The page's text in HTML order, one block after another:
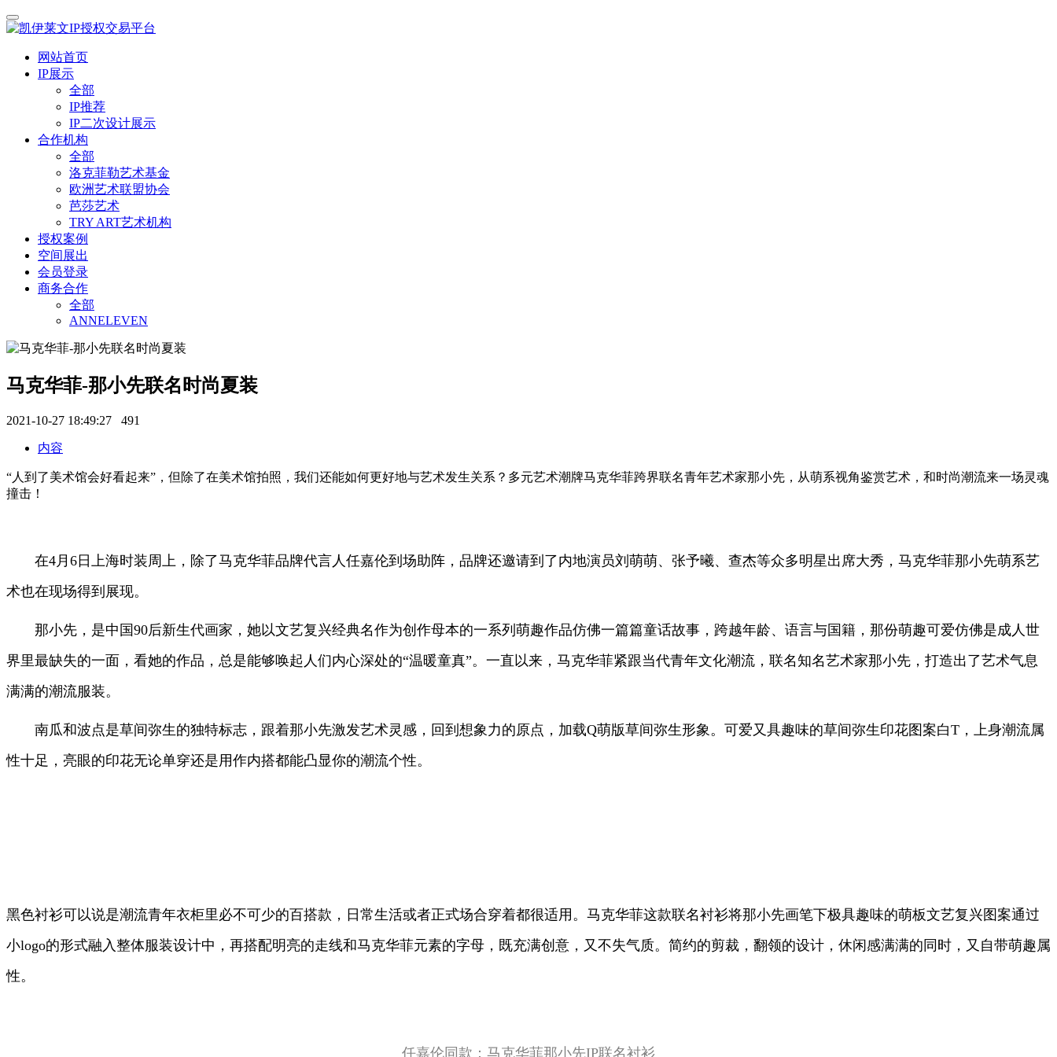
网站首页
IP展示
全部
IP推荐
IP二次设计展示
合作机构
全部
洛克菲勒艺术基金
欧洲艺术联盟协会
芭莎艺术
TRY ART艺术机构
授权案例
空间展出
会员登录
商务合作
全部
ANNELEVEN
马克华菲-那小先联名时尚夏装
2021-10-27 18:49:27 491
内容
“人到了美术馆会好看起来”，但除了在美术馆拍照，我们还能如何更好地与艺术发生关系？多元艺术潮牌马克华菲跨界联名青年艺术家那小先，从萌系视角鉴赏艺术，和时尚潮流来一场灵魂
撞击！
在4月6日上海时装周上，除了马克华菲品牌代言人任嘉伦到场助阵，品牌还邀请到了内地演员刘萌萌、张予曦、查杰等众多明星出席大秀，马克华菲那小先萌系艺
术也在现场得到展现。
那小先，是中国90后新生代画家，她以文艺复兴经典名作为创作母本的一系列萌趣作品仿佛一篇篇童话故事，跨越年龄、语言与国籍，那份萌趣可爱仿佛是成人世
界里最缺失的一面，看她的作品，总是能够唤起人们内心深处的“温暖童真”。一直以来，马克华菲紧跟当代青年文化潮流，联名知名艺术家那小先，打造出了艺术气息
满满的潮流服装。
南瓜和波点是草间弥生的独特标志，跟着那小先激发艺术灵感，回到想象力的原点，加载Q萌版草间弥生形象。可爱又具趣味的草间弥生印花图案白T，上身潮流属
性十足，亮眼的印花无论单穿还是用作内搭都能凸显你的潮流个性。
黑色衬衫可以说是潮流青年衣柜里必不可少的百搭款，日常生活或者正式场合穿着都很适用。马克华菲这款联名衬衫将那小先画笔下极具趣味的萌板文艺复兴图案通过
小logo的形式融入整体服装设计中，再搭配明亮的走线和马克华菲元素的字母，既充满创意，又不失气质。简约的剪裁，翻领的设计，休闲感满满的同时，又自带萌趣属
性。
任嘉伦同款：马克华菲那小先IP联名衬衫